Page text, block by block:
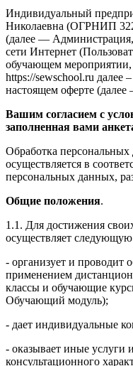
Индивидуальный
Николаевна (ОГРНИП
(далее — Администрация,
сети Интернет
обучающем мероприятии,
https://sewschool.ru далее
настоящем оферте (далее
Вашим согласием с
заполненная вами
Обработка
осуществляется в
персональных данных,
Общие положения.
1.1. Для достижения
осуществляет следующую
- организует и проводит
применением
классы и обучающие
Обучающий модуль);
- дает индивидуальные
- оказывает иные услуги
консультационного